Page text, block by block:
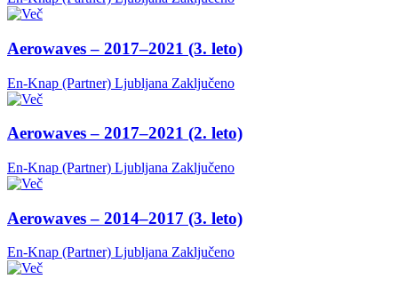
Aerowaves – 2017–2021 (3. leto)
En-Knap (Partner) Ljubljana Zaključeno
Aerowaves – 2017–2021 (2. leto)
En-Knap (Partner) Ljubljana Zaključeno
Aerowaves – 2014–2017 (3. leto)
En-Knap (Partner) Ljubljana Zaključeno